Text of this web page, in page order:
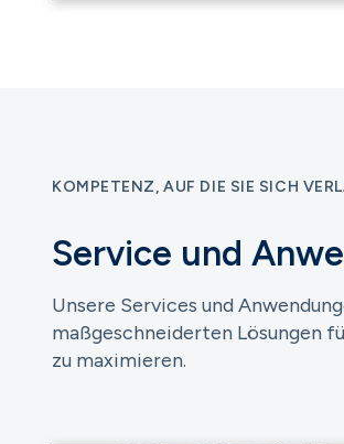
KOMPETENZ, AUF DIE SIE SICH
Service und
Unsere Services und
maßgeschneiderten Lösungen
zu maximieren.